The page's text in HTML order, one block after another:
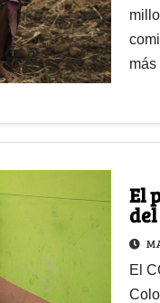
más
El
El